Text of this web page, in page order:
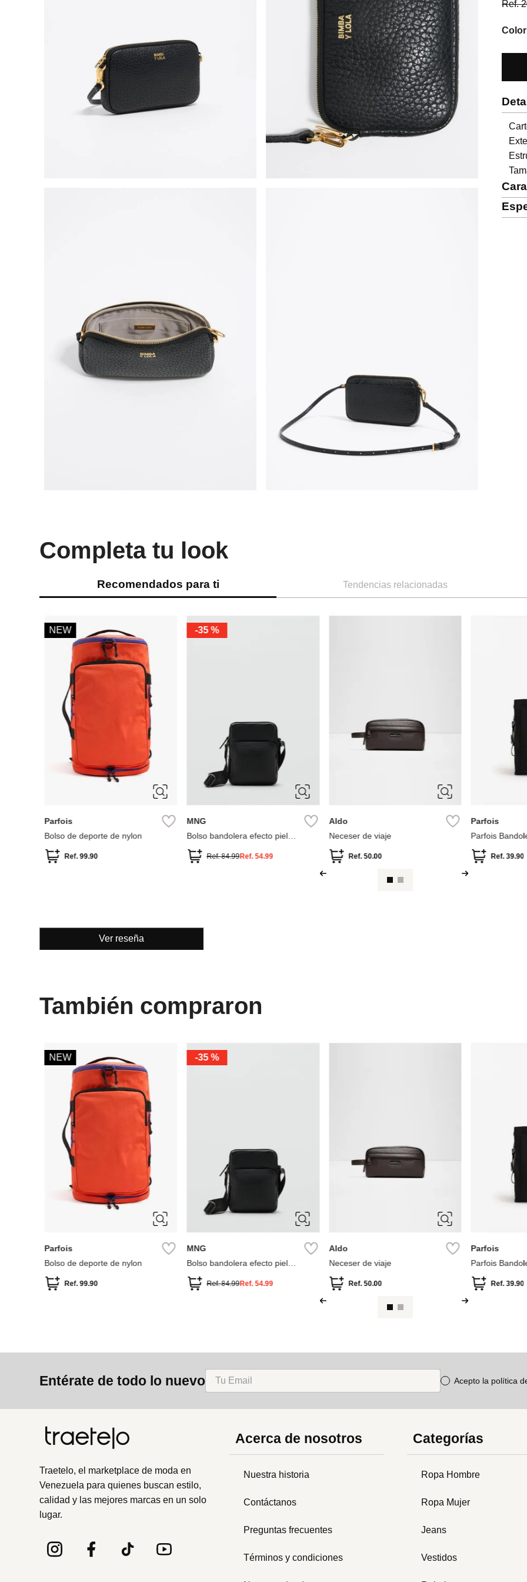
Ref.
Color
Completa tu look
Recomendados para ti Tendencias relacionadas
NEW
Parfois
Bolso de deporte de nylon
Ref.99.90
-35 %
MNG
Bolso bandolera efecto piel
Ref.84.99Ref.54.99
Aldo
Neceser de viaje
Ref.50.00
Parfois
Parfois
Ref.39.90
Ver reseña
También compraron
NEW
Parfois
Bolso de deporte de nylon
Ref.99.90
-35 %
MNG
Bolso bandolera efecto piel
Ref.84.99Ref.54.99
Aldo
Neceser de viaje
Ref.50.00
Parfois
Parfois
Ref.39.90
Entérate de todo lo nuevo Acepto la política
Traetelo, el marketplace de moda en
Venezuela para quienes buscan estilo,
calidad y las mejores marcas en un solo
lugar.
Acerca de nosotros
Nuestra historia
Contáctanos
Preguntas frecuentes
Términos y condiciones
Categorías
Ropa Hombre
Ropa Mujer
Jeans
Vestidos
bimba lola